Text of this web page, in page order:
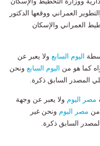
العمراني ووقعها الدكتور
العمراني والإسكان
اليوم السابع ولا يعبر عن
كما هو من اليوم السابع ونحن
المصدر السابق ذكرة.
مصر اليوم ولا يعبر عن وجهة
من مصر اليوم ونحن غير
السابق ذكرة.